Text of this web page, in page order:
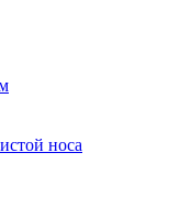
носа